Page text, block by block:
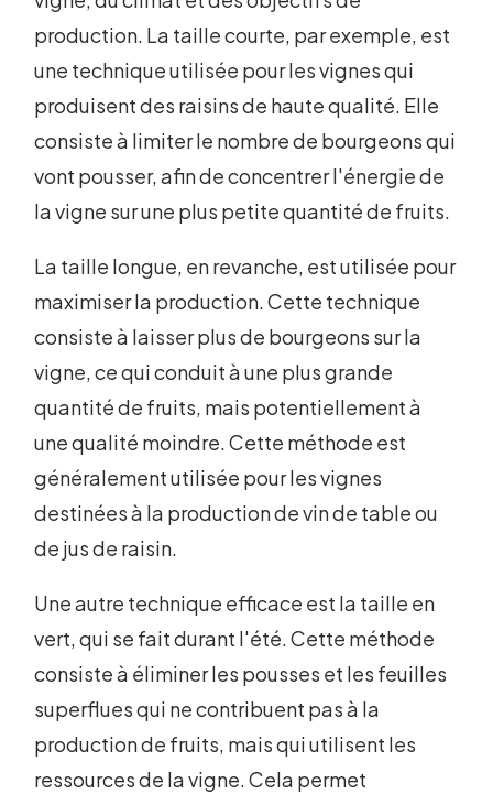
production. La taille courte, par exemple, est
une technique utilisée pour les vignes qui
produisent des raisins de haute qualité. Elle
consiste à limiter le nombre de bourgeons qui
vont pousser, afin de concentrer l'énergie de
la vigne sur une plus petite quantité de fruits.
La taille longue, en revanche, est utilisée pour
maximiser la production. Cette technique
consiste à laisser plus de bourgeons sur la
vigne, ce qui conduit à une plus grande
quantité de fruits, mais potentiellement à
une qualité moindre. Cette méthode est
généralement utilisée pour les vignes
destinées à la production de vin de table ou
de jus de raisin.
Une autre technique efficace est la taille en
vert, qui se fait durant l'été. Cette méthode
consiste à éliminer les pousses et les feuilles
superflues qui ne contribuent pas à la
production de fruits, mais qui utilisent les
ressources de la vigne. Cela permet